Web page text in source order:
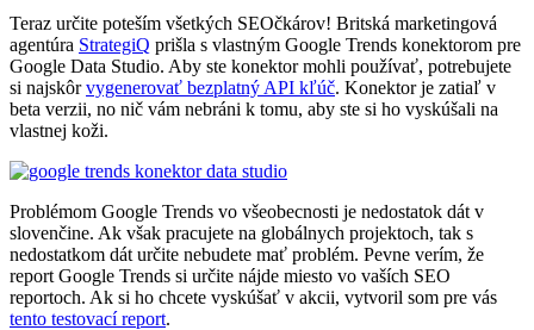
Teraz určite poteším všetkých SEOčkárov! Britská marketingová
agentúra StrategiQ prišla s vlastným Google Trends konektorom pre
Google Data Studio. Aby ste konektor mohli používať, potrebujete
si najskôrvygenerovať bezplatný API kľúč. Konektor je zatiaľ v
beta verzii, no nič vám nebráni k tomu, aby ste si ho vyskúšali na
vlastnej koži.
Problémom Google Trends vo všeobecnosti je nedostatok dát v
slovenčine. Ak však pracujete na globálnych projektoch, tak s
nedostatkom dát určite nebudete mať problém. Pevne verím, že
report Google Trends si určite nájde miesto vo vaších SEO
reportoch. Ak si ho chcete vyskúšať v akcii, vytvoril som pre vás
tento testovací report.